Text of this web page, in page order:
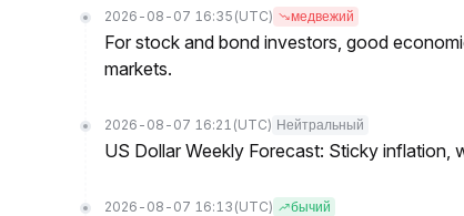
2026-08-07 16:35 (UTC) медвежий
For stock and bond investors, good
markets.
2026-08-07 16:21 (UTC) Нейтральный
US Dollar Weekly Forecast: Sticky inflation,
2026-08-07 16:13 (UTC) бычий